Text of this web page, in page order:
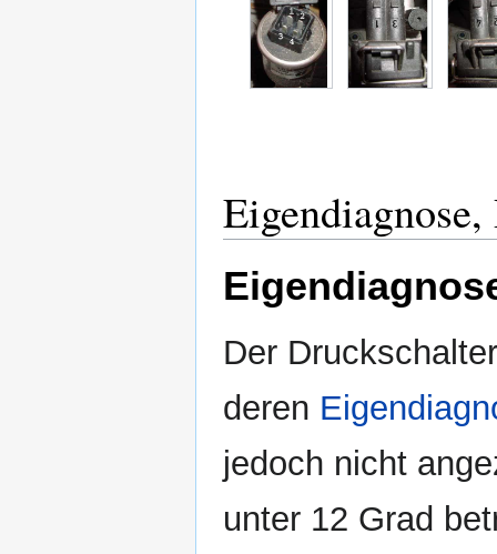
Der
deren
jedoch nicht
unter 12 Grad